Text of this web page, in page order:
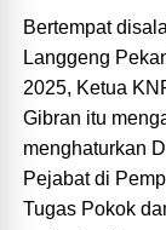
Bertempat
Langgeng
2025, Ketua
Gibran itu
menghaturkan
Pejabat di
Tugas Pokok